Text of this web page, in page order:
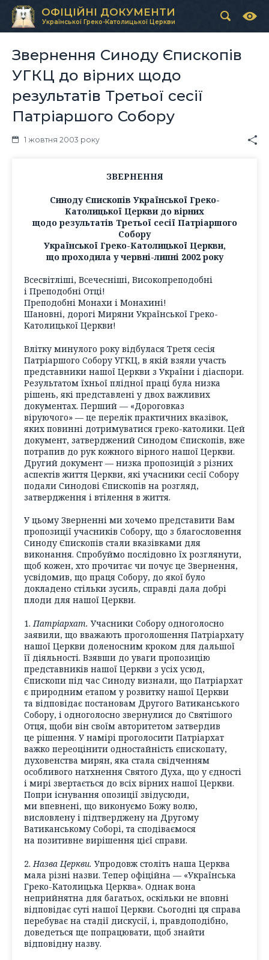
ОФІЦІЙНІ ДОКУМЕНТИ
Української Греко-Католицької Церкви
Звернення Синоду Єпископів
УГКЦ до вірних щодо
результатів Третьої сесії
Патріаршого Собору
1 жовтня 2003 року
ЗВЕРНЕННЯ
Синоду Єпископів Української Греко-
Католицької Церкви до вірних
щодо результатів Третьої сесії Патріаршого
Собору
Української Греко-Католицької Церкви,
що проходила у червні-липні 2002 року
Всесвітліші, Всечесніші, Високопреподобні
і Преподобні Отці!
Преподобні Монахи і Монахині!
Шановні, дорогі Миряни Української Греко-
Католицької Церкви!
Влітку минулого року відбулася Третя сесія
Патріаршого Собору УГКЦ, в якій взяли участь
представники нашої Церкви з України і діаспори.
Результатом їхньої плідної праці була низка
рішень, які представлені у двох важливих
документах. Перший — «Дороговказ
віруючого» — це перелік практичних вказівок,
яких повинні дотримуватися греко-католики. Цей
документ, затверджений Синодом Єпископів, вже
потрапив до рук кожного вірного нашої Церкви.
Другий документ — низка пропозицій з різних
аспектів життя Церкви, які учасники сесії Собору
подали Синодові Єпископів на розгляд,
затвердження і втілення в життя.
У цьому Зверненні ми хочемо представити Вам
пропозиції учасників Собору, що з благословення
Синоду Єпископів стали вказівками для
виконання. Спробуймо послідовно їх розглянути,
щоб кожен, хто прочитає чи почує це Звернення,
усвідомив, що праця Собору, до якої було
докладено стільки зусиль, справді дала добрі
плоди для нашої Церкви.
1.Патріархат. Учасники Собору одноголосно
заявили, що вважають проголошення Патріархату
нашої Церкви доленосним кроком для дальшої
її діяльності. Взявши до уваги пропозицію
представників нашої Церкви з усіх усюд,
Єпископи під час Синоду визнали, що Патріархат
є природним етапом у розвитку нашої Церкви
та відповідає постановам Другого Ватиканського
Собору, і одноголосно звернулися до Святішого
Отця, щоби він своїм авторитетом затвердив
це рішення. У намірі проголосити Патріархат
важко переоцінити одностайність єпископату,
духовенства мирян, яка стала свідченням
особливого натхнення Святого Духа, що у єдності
і мирі звертається до всіх вірних нашої Церкви.
Попри існування опозиції звідусюди,
ми впевнені, що виконуємо Божу волю,
висловлену і підтверджену на Другому
Ватиканському Соборі, та сподіваємося
на позитивне вирішення цієї справи.
2. Назва Церкви. Упродовж століть наша Церква
мала різні назви. Тепер офіційна — «Українська
Греко-Католицька Церква». Однак вона
неприйнятна для багатьох, оскільки не вповні
відповідає суті нашої Церкви. Сьогодні ця справа
перебуває на стадії дискусії, і, правдоподібно,
доведеться ще попрацювати, щоб знайти
відповідну назву.